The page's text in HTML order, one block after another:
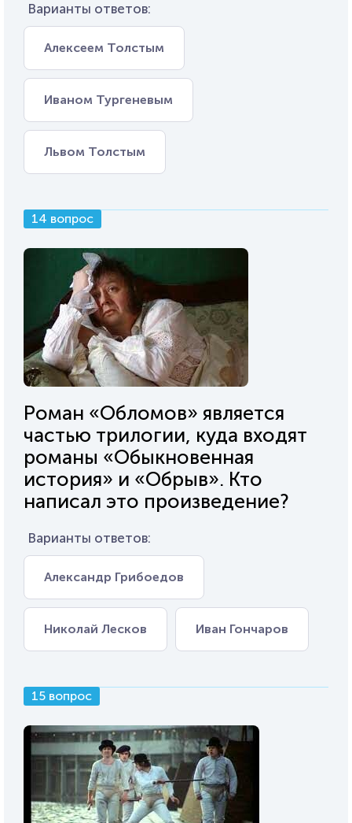
Варианты ответов:
Алексеем Толстым
Иваном Тургеневым
Львом Толстым
14 вопрос
Роман «Обломов» является
частью трилогии, куда входят
романы «Обыкновенная
история» и «Обрыв». Кто
написал это произведение?
Варианты ответов:
Александр Грибоедов
Николай Лесков Иван Гончаров
15 вопрос